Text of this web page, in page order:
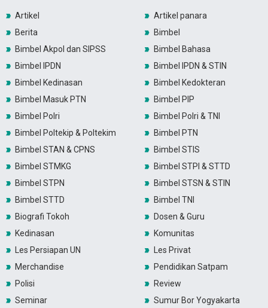
Artikel
Artikel panara
Berita
Bimbel
Bimbel Akpol dan SIPSS
Bimbel Bahasa
Bimbel IPDN
Bimbel IPDN & STIN
Bimbel Kedinasan
Bimbel Kedokteran
Bimbel Masuk PTN
Bimbel PIP
Bimbel Polri
Bimbel Polri & TNI
Bimbel Poltekip & Poltekim
Bimbel PTN
Bimbel STAN & CPNS
Bimbel STIS
Bimbel STMKG
Bimbel STPI & STTD
Bimbel STPN
Bimbel STSN & STIN
Bimbel STTD
Bimbel TNI
Biografi Tokoh
Dosen & Guru
Kedinasan
Komunitas
Les Persiapan UN
Les Privat
Merchandise
Pendidikan Satpam
Polisi
Review
Seminar
Sumur Bor Yogyakarta